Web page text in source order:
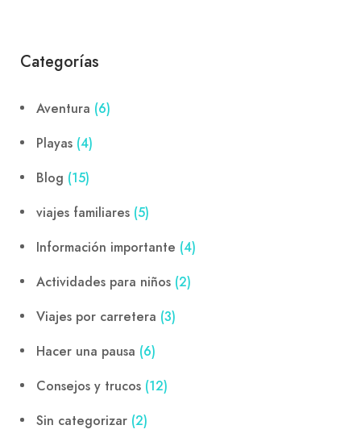
Categorías
Aventura (6)
Playas (4)
Blog (15)
viajes familiares (5)
Información importante (4)
Actividades para niños (2)
Viajes por carretera (3)
Hacer una pausa (6)
Consejos y trucos (12)
Sin categorizar (2)